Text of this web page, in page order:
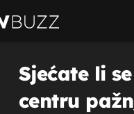
Sjećate li
centru